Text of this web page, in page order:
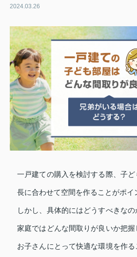
2024.03.26
一戸建ての購入を検討する際、子
長に合わせて空間を作ることがポイ
しかし、具体的にはどうすべきな
家庭ではどんな間取りが良いか把握
お子さんにとって快適な環境を作